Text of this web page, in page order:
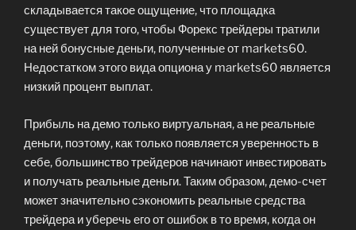
складывается такое ощущение, что площадка
существует для того, чтобы Форекс трейдеры тратили
на ней бонусные деньги, полученные от markets60.
Недостатком этого вида опциона у markets60 является
низкий процент выплат.
Прибыль на демо только виртуальная, а не реальные
деньги, поэтому, как только появляется уверенность в
себе, большинство трейдеров начинают инвестировать
и получать реальные деньги. Таким образом, демо-счет
может значительно сэкономить реальные средства
трейдера и уберечь его от ошибок в то время, когда он